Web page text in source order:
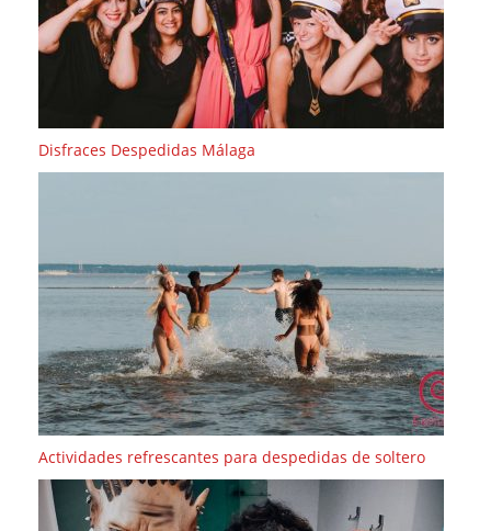
Disfraces Despedidas Málaga
Actividades refrescantes para despedidas de soltero